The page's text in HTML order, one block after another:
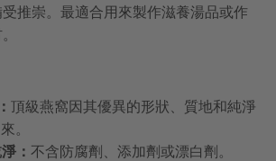
推崇。最適合用來製作滋養湯品或作
頂級燕窩因其優異的形狀、質地和純淨
。
： 不含防腐劑、添加劑或漂白劑。